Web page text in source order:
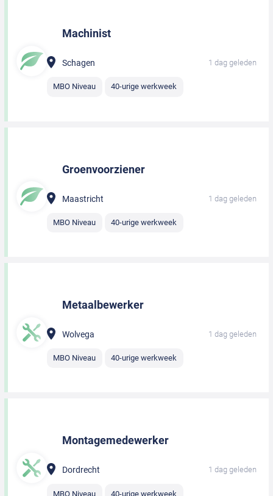
Machinist
Schagen 1 dag geleden
MBO Niveau 40-urige werkweek
Groenvoorziener
Maastricht 1 dag geleden
MBO Niveau 40-urige werkweek
Metaalbewerker
Wolvega 1 dag geleden
MBO Niveau 40-urige werkweek
Montagemedewerker
Dordrecht 1 dag geleden
MBO Niveau 40-urige werkweek